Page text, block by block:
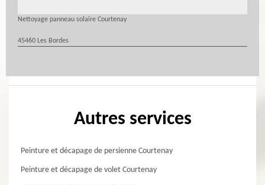
Nettoyage panneau solaire Courtenay
45460 Les Bordes
Autres services
Peinture et décapage de persienne Courtenay
Peinture et décapage de volet Courtenay